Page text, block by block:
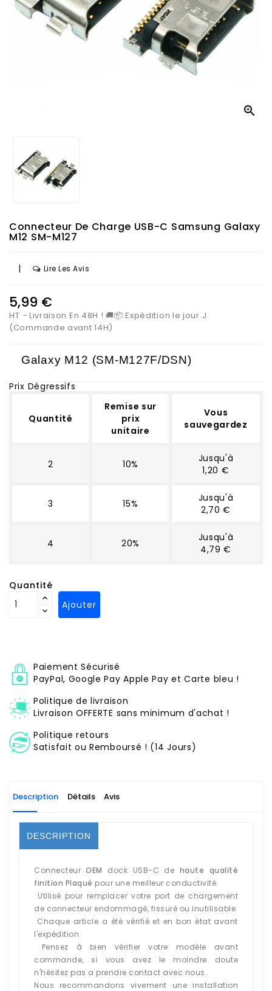

Connecteur De Charge USB-C Samsung Galaxy
M12 SM-M127
| Lire Les Avis
5,99 €
HT
Livraison En 48H ! 🚚📦 Expédition le jour J
(Commande avant 14H)
Galaxy M12 (SM-M127F/DSN)
Prix Dégressifs
Quantité
Remise sur
prix
unitaire
Vous
sauvegardez
2 10%
Jusqu'à
1,20 €
3 15%
Jusqu'à
2,70 €
4 20%
Jusqu'à
4,79 €
Quantité
Ajouter
Paiement Sécurisé
PayPal, Google Pay Apple Pay et Carte bleu !
Politique de livraison
Livraison OFFERTE sans minimum d'achat !
Politique retours
Satisfait ou Remboursé ! (14 Jours)
Description Détails Avis
DESCRIPTION
ConnecteurOEM dock USB-C de haute qualité
finition Plaqué pour une meilleur conductivité.
Utilisé pour remplacer votre port de chargement
de connecteur endommagé, fissuré ou inutilisable
Chaque article a été vérifié et en bon état avant
l'expédition
Pensez à bien vérifier votre modèle avant
commande, si vous avez le moindre doute
n'hésitez pas a prendre contact avec nous.
Nous recommandons vivement une installation